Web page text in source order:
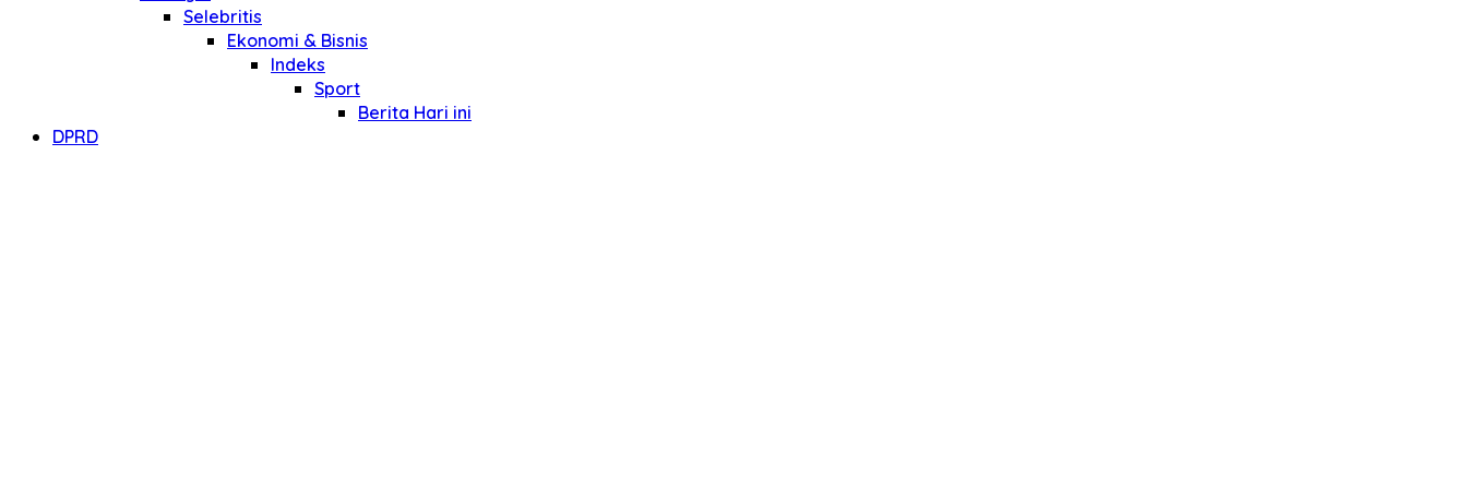
Selebritis
Ekonomi & Bisnis
Indeks
Sport
Berita Hari ini
DPRD